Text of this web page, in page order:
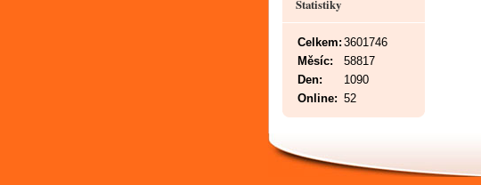
Statistiky
Online: 52
Celkem: 3601746
Měsíc:
58817
Den:
1090